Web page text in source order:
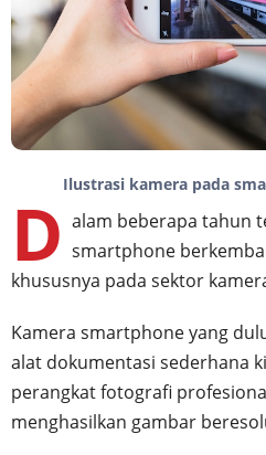
Ilustrasi kamera pada
D alam beberapa tahun
smartphone
khususnya pada sektor
Kamera smartphone yang
alat dokumentasi sederhana
perangkat fotografi
menghasilkan gambar